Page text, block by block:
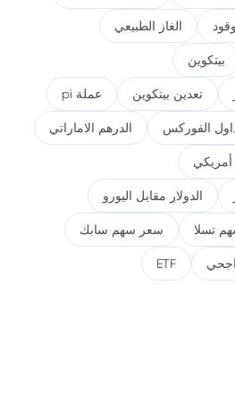
الغاز الطبيعي
بيتكوين
تعدين بيتكوين عملة pi
الفوركس الدرهم الاماراتي
أمريكي
الدولار مقابل اليورو
تسلا سعر سهم سابك
ETF